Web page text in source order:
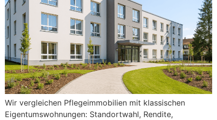
Wir vergleichen Pflegeimmobilien mit klassischen
Eigentumswohnungen: Standortwahl, Rendite,